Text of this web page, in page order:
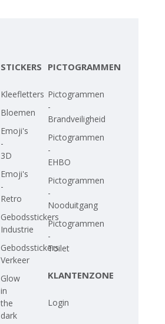
STICKERS
Kleefletters
Bloemen
Emoji's
-
3D
Emoji's
-
Retro
Gebodsstickers
Industrie
Gebodsstickers
Verkeer
Glow
in
the
dark
PICTOGRAMMEN
Pictogrammen
-
Brandveiligheid
Pictogrammen
-
EHBO
Pictogrammen
-
Nooduitgang
Pictogrammen
-
Toilet
KLANTENZONE
Login